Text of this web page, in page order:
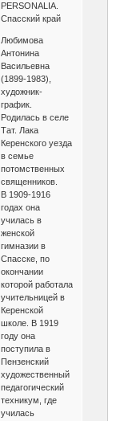
PERSONALIA.
Спасский край
Любимова
Антонина
Васильевна
(1899-1983),
художник-
график.
Родилась в селе
Тат. Лака
Керенского уезда
в семье
потомственных
священников.
В 1909-1916
годах она
училась в
женской
гимназии в
Спасске, по
окончании
которой работала
учительницей в
Керенской
школе. В 1919
году она
поступила в
Пензенский
художественный
педагогический
техникум, где
училась